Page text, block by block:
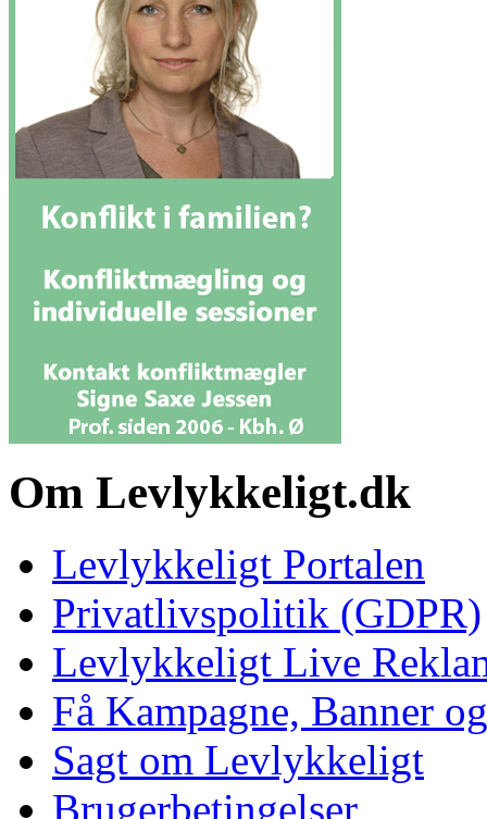
Om Levlykkeligt.dk
Levlykkeligt Portalen
Privatlivspolitik (GDPR)
Levlykkeligt Live
Få Kampagne, Banner
Sagt om Levlykkeligt
Brugerbetingelser